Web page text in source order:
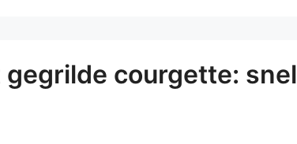
courgette: snel